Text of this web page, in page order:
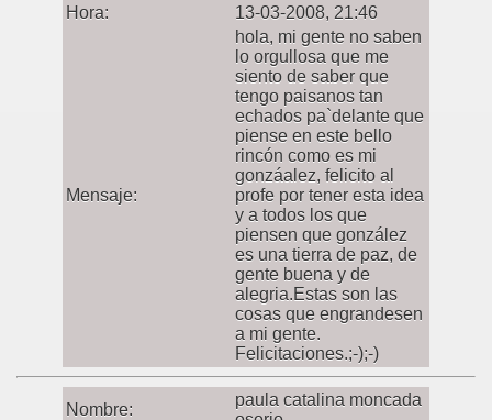
Hora:
13-03-2008, 21:46
Mensaje:
hola, mi gente no saben
lo orgullosa que me
siento de saber que
tengo paisanos tan
echados pa`delante que
piense en este bello
rincón como es mi
gonzáalez, felicito al
profe por tener esta idea
y a todos los que
piensen que gonzález
es una tierra de paz, de
gente buena y de
alegria.Estas son las
cosas que engrandesen
a mi gente.
Felicitaciones.;-);-)
Nombre:
paula catalina moncada